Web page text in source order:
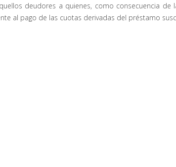
deudores a quienes, como consecuencia
al pago de las cuotas derivadas del préstamo